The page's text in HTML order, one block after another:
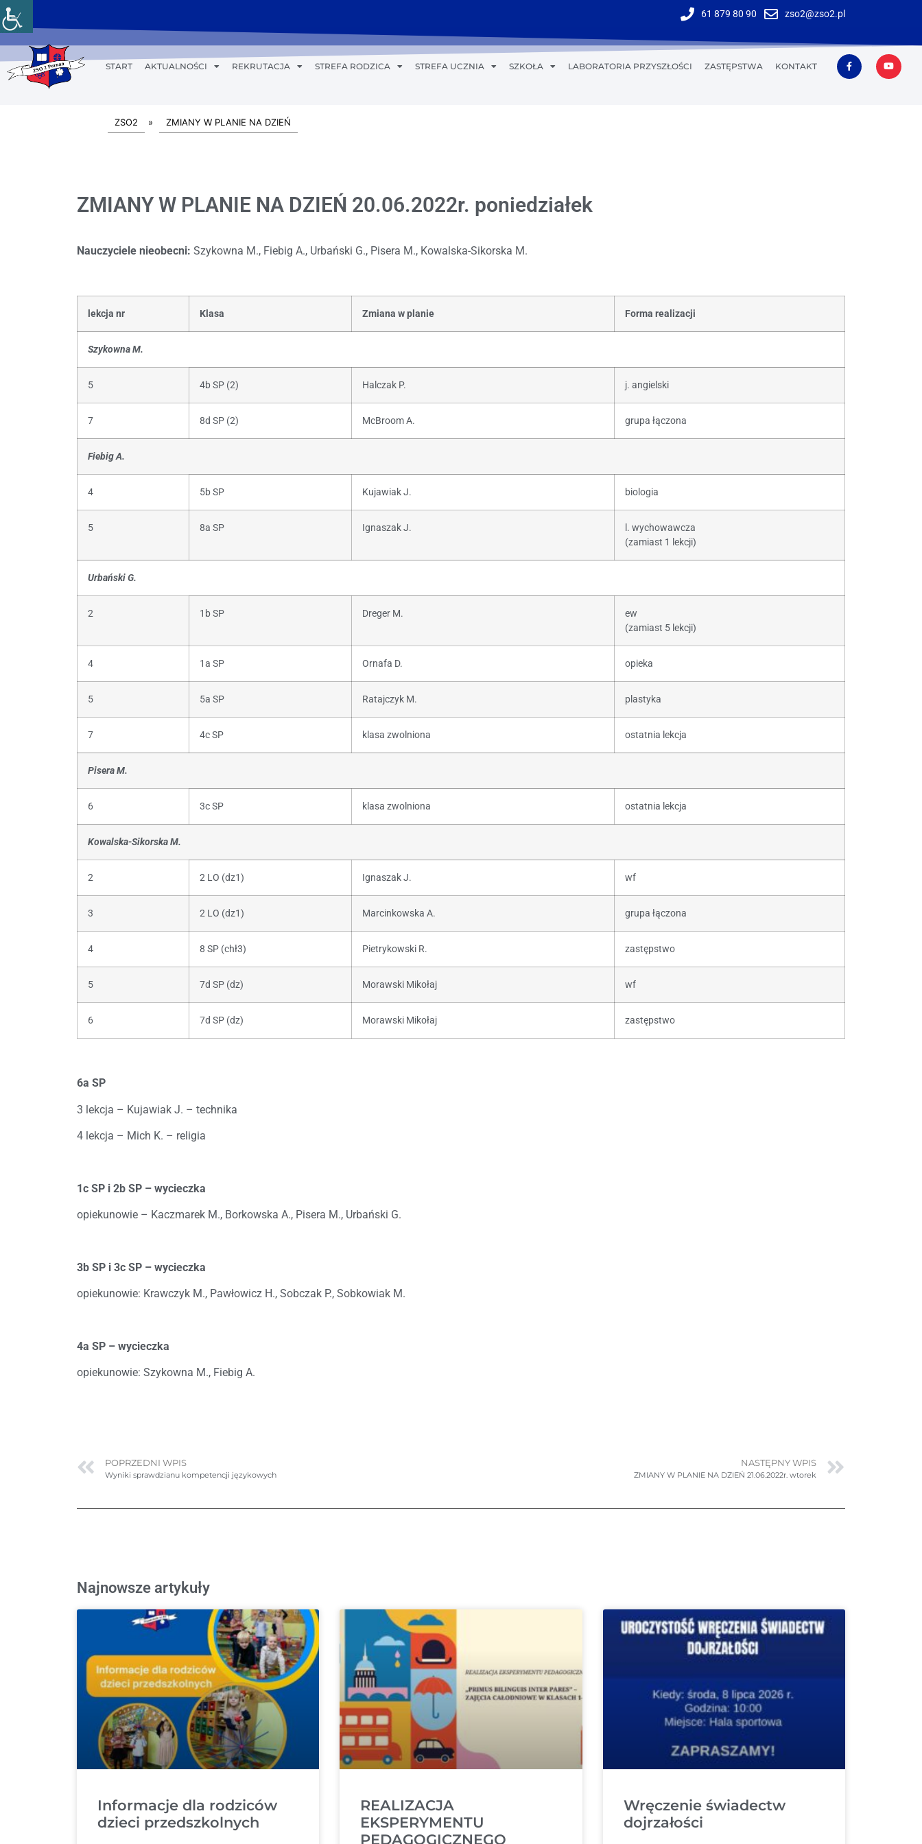
61 879 80 90 zso2@zso2.pl
START AKTUALNOŚCI REKRUTACJA STREFA RODZICA STREFA UCZNIA SZKOŁA LABORATORIA PRZYSZŁOŚCI ZASTĘPSTWA KONTAKT
ZSO2 » ZMIANY W PLANIE NA DZIEŃ
ZMIANY W PLANIE NA DZIEŃ 20.06.2022r. poniedziałek
Nauczyciele nieobecni: Szykowna M., Fiebig A., Urbański G., Pisera M., Kowalska-Sikorska M.
lekcja nr Klasa Zmiana w planie Forma realizacji
Szykowna M.
5 4b SP (2) Halczak P. j. angielski
7 8d SP (2) McBroom A. grupa łączona
Fiebig A.
4 5b SP Kujawiak J. biologia
5 8a SP Ignaszak J.
l. wychowawcza
(zamiast 1 lekcji)
Urbański G.
2 1b SP Dreger M.
ew
(zamiast 5 lekcji)
4 1a SP Ornafa D. opieka
5 5a SP Ratajczyk M. plastyka
7 4c SP klasa zwolniona ostatnia lekcja
Pisera M.
6 3c SP klasa zwolniona ostatnia lekcja
Kowalska-Sikorska M.
2 2 LO (dz1) Ignaszak J. wf
3 2 LO (dz1) Marcinkowska A. grupa łączona
4 8 SP (chł3) Pietrykowski R. zastępstwo
5 7d SP (dz) Morawski Mikołaj wf
6 7d SP (dz) Morawski Mikołaj zastępstwo
6a SP
3 lekcja – Kujawiak J. – technika
4 lekcja – Mich K. – religia
1c SP i 2b SP – wycieczka
opiekunowie – Kaczmarek M., Borkowska A., Pisera M., Urbański G.
3b SP i 3c SP – wycieczka
opiekunowie: Krawczyk M., Pawłowicz H., Sobczak P., Sobkowiak M.
4a SP – wycieczka
opiekunowie: Szykowna M., Fiebig A.
POPRZEDNI WPIS
Wyniki sprawdzianu kompetencji językowych
NASTĘPNY WPIS
ZMIANY W PLANIE NA DZIEŃ 21.06.2022r. wtorek
Najnowsze artykuły
Informacje dla rodziców
dzieci przedszkolnych
REALIZACJA
EKSPERYMENTU
PEDAGOGICZNEGO
Wręczenie świadectw
dojrzałości